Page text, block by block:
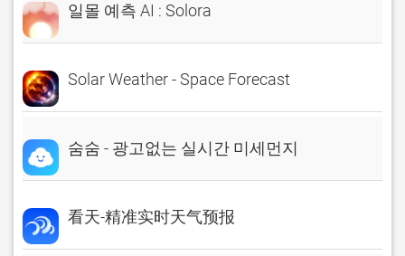
일몰 예측 AI : Solora
Solar Weather - Space Forecast
숨숨 - 광고없는 실시간 미세먼지
看天-精准实时天气预报